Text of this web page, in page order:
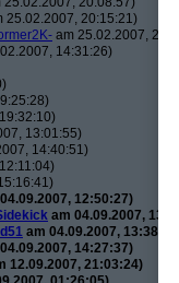
25.02.2007, 20:15:21)
am 25.02.2007,
14:31:26)
13:01:55)
14:40:51)
12:50:27)
am 04.09.2007,
am 04.09.2007,
14:27:37)
12.09.2007, 21:03:24)